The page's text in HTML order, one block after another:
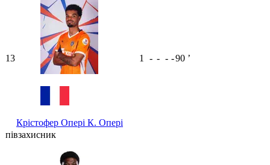
13
Крістофер Опері К. Опері
1 - - - -90 ʼ
півзахисник